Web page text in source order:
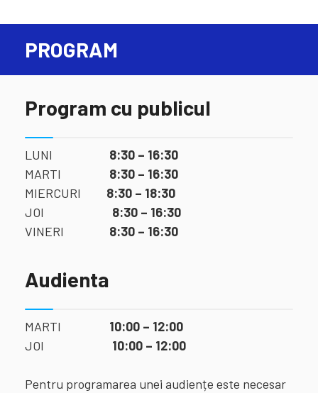
PROGRAM
Program cu publicul
LUNI 8:30 – 16:30
MARTI 8:30 – 16:30
MIERCURI 8:30 – 18:30
JOI 8:30 – 16:30
VINERI 8:30 – 16:30
Audienta
MARTI 10:00 – 12:00
JOI 10:00 – 12:00
Pentru programarea unei audiențe este necesar